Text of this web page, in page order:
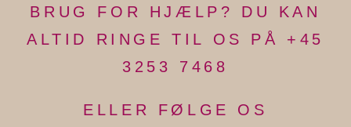
BRUG FOR HJÆLP? DU KAN
ALTID RINGE TIL OS PÅ +45
3253 7468
ELLER FØLGE OS